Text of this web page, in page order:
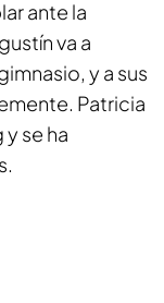
ante la
va a
y a sus
Patricia
se ha